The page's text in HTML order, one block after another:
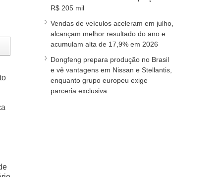
R$ 205 mil
Vendas de veículos aceleram em julho,
alcançam melhor resultado do ano e
acumulam alta de 17,9% em 2026
Dongfeng prepara produção no Brasil
e vê vantagens em Nissan e Stellantis,
enquanto grupo europeu exige
parceria exclusiva